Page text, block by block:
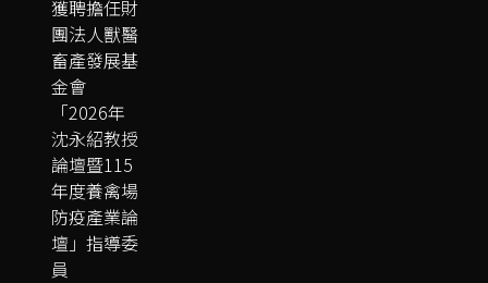
獲聘擔任財
團法人獸醫
畜產發展基
金會
「2026年
沈永紹教授
論壇暨115
年度養禽場
防疫產業論
壇」指導委
員